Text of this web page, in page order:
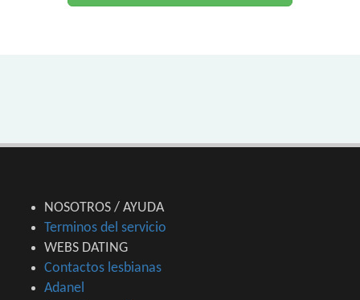
NOSOTROS / AYUDA
Terminos del servicio
WEBS DATING
Contactos lesbianas
Adanel